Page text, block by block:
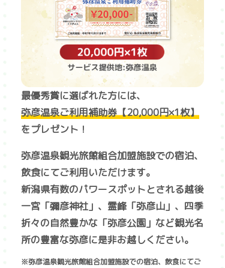
最優秀賞に選ばれた方には、
弥彦温泉ご利用補助券【20,000円×1枚】
をプレゼント！
弥彦温泉観光旅館組合加盟施設での宿泊、
飲食にてご利用いただけます。
新潟県有数のパワースポットとされる越後
一宮「彌彦神社」、霊峰「弥彦山」、四季
折々の自然豊かな「弥彦公園」など観光名
所の豊富な弥彦に是非お越しください。
※弥彦温泉観光旅館組合加盟施設での宿泊、飲食にてご